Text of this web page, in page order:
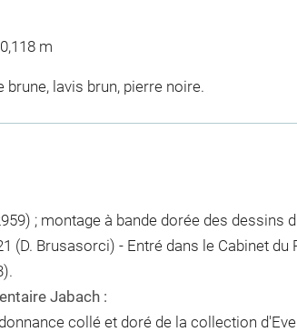
m
brune, lavis brun, pierre noire.
; montage à bande dorée des dessins
(D. Brusasorci) - Entré dans le Cabinet du
Jabach :
collé et doré de la collection